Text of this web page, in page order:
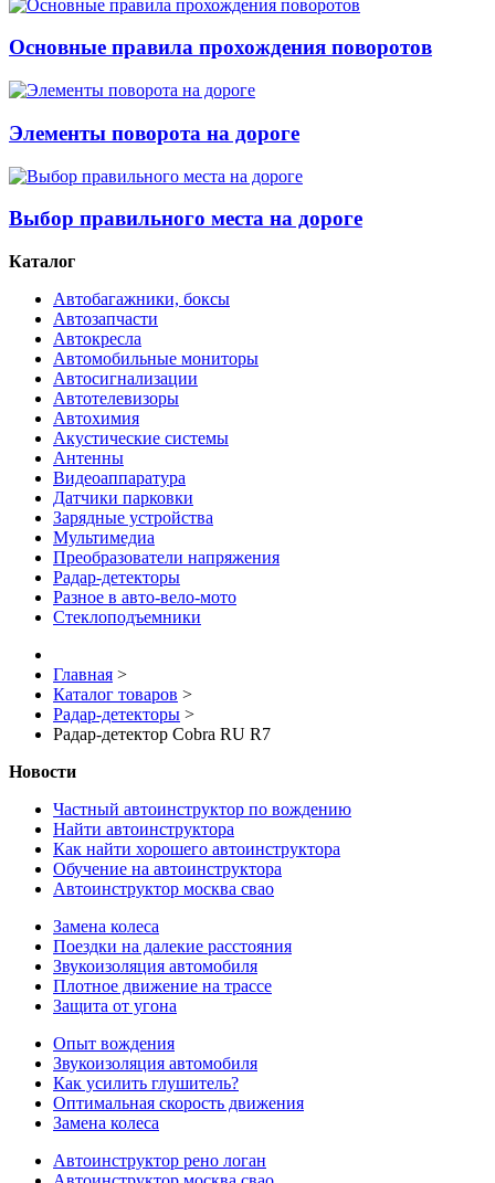
Основные правила прохождения поворотов
Элементы поворота на дороге
Выбор правильного места на дороге
Каталог
Автобагажники, боксы
Автозапчасти
Автокресла
Автомобильные мониторы
Автосигнализации
Автотелевизоры
Автохимия
Акустические системы
Антенны
Видеоаппаратура
Датчики парковки
Зарядные устройства
Мультимедиа
Преобразователи напряжения
Радар-детекторы
Разное в авто-вело-мото
Стеклоподъемники
Главная >
Каталог товаров >
Радар-детекторы >
Радар-детектор Cobra RU R7
Новости
Частный автоинструктор по вождению
Найти автоинструктора
Как найти хорошего автоинструктора
Обучение на автоинструктора
Автоинструктор москва свао
Замена колеса
Поездки на далекие расстояния
Звукоизоляция автомобиля
Плотное движение на трассе
Защита от угона
Опыт вождения
Звукоизоляция автомобиля
Как усилить глушитель?
Оптимальная скорость движения
Замена колеса
Автоинструктор рено логан